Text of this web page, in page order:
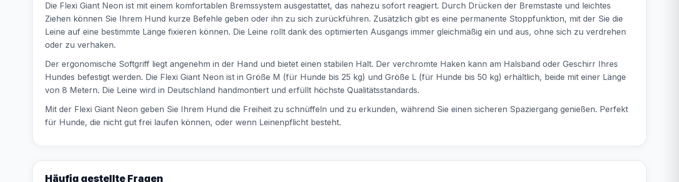
Die Flexi Giant Neon ist mit einem komfortablen Bremssystem ausgestattet, das nahezu sofort reagiert. Durch Drücken der Bremstaste und leichtes
Ziehen können Sie Ihrem Hund kurze Befehle geben oder ihn zu sich zurückführen. Zusätzlich gibt es eine permanente Stoppfunktion, mit der Sie die
Leine auf eine bestimmte Länge fixieren können. Die Leine rollt dank des optimierten Ausgangs immer gleichmäßig ein und aus, ohne sich zu verdrehen
oder zu verhaken.
Der ergonomische Softgriff liegt angenehm in der Hand und bietet einen stabilen Halt. Der verchromte Haken kann am Halsband oder Geschirr Ihres
Hundes befestigt werden. Die Flexi Giant Neon ist in Größe M (für Hunde bis 25 kg) und Größe L (für Hunde bis 50 kg) erhältlich, beide mit einer Länge
von 8 Metern. Die Leine wird in Deutschland handmontiert und erfüllt höchste Qualitätsstandards.
Mit der Flexi Giant Neon geben Sie Ihrem Hund die Freiheit zu schnüffeln und zu erkunden, während Sie einen sicheren Spaziergang genießen. Perfekt
für Hunde, die nicht gut frei laufen können, oder wenn Leinenpflicht besteht.
Häufig gestellte Fragen